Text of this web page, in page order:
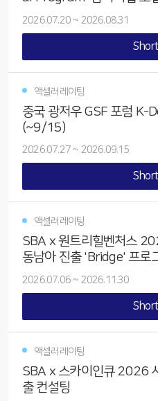
2026.07.20 ~ 2026.08.31
액셀러레이팅
중국 광저우 GSF 포럼 K-
(~9/15)
2026.07.27 ~ 2026.09.15
액셀러레이팅
SBA x 원트리힐벤처스
동남아 진출 'Bridge' 프로
2026.07.06 ~ 2026.11.30
액셀러레이팅
SBA x 스카이인큐 2026
출 컨설팅